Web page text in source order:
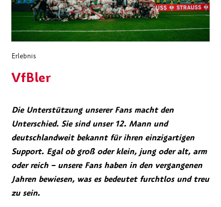
Erlebnis
VfBler
Die Unterstützung unserer Fans macht den
Unterschied. Sie sind unser 12. Mann und
deutschlandweit bekannt für ihren einzigartigen
Support. Egal ob groß oder klein, jung oder alt, arm
oder reich – unsere Fans haben in den vergangenen
Jahren bewiesen, was es bedeutet furchtlos und treu
zu sein.